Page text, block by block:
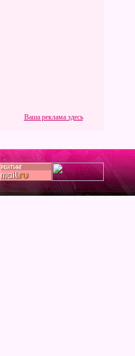
Ваша реклама здесь